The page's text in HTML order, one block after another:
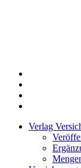
Verlag